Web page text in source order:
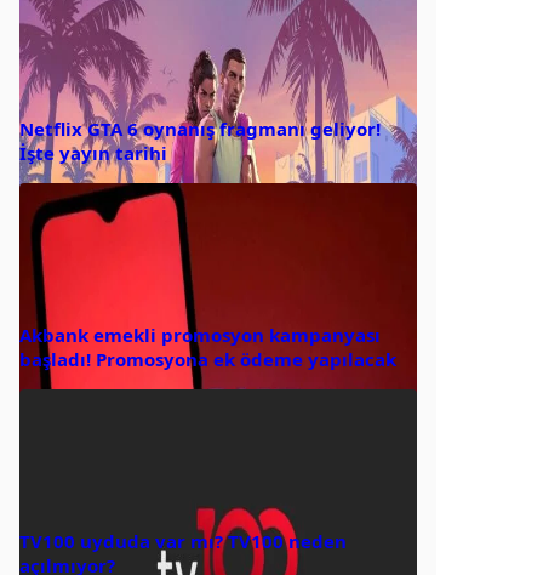
Netflix GTA 6 oynanış fragmanı geliyor!
İşte yayın tarihi
Akbank emekli promosyon kampanyası
başladı! Promosyona ek ödeme yapılacak
TV100 uyduda var mı? TV100 neden
açılmıyor?